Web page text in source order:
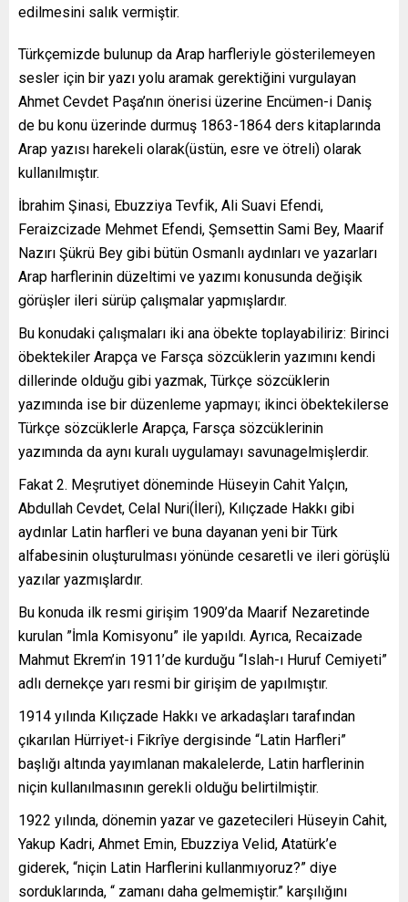
edilmesini salık vermiştir.
Türkçemizde bulunup da Arap harfleriyle gösterilemeyen
sesler için bir yazı yolu aramak gerektiğini vurgulayan
Ahmet Cevdet Paşa’nın önerisi üzerine Encümen-i Daniş
de bu konu üzerinde durmuş 1863-1864 ders kitaplarında
Arap yazısı harekeli olarak(üstün, esre ve ötreli) olarak
kullanılmıştır.
İbrahim Şinasi, Ebuzziya Tevfik, Ali Suavi Efendi,
Feraizcizade Mehmet Efendi, Şemsettin Sami Bey, Maarif
Nazırı Şükrü Bey gibi bütün Osmanlı aydınları ve yazarları
Arap harflerinin düzeltimi ve yazımı konusunda değişik
görüşler ileri sürüp çalışmalar yapmışlardır.
Bu konudaki çalışmaları iki ana öbekte toplayabiliriz: Birinci
öbektekiler Arapça ve Farsça sözcüklerin yazımını kendi
dillerinde olduğu gibi yazmak, Türkçe sözcüklerin
yazımında ise bir düzenleme yapmayı; ikinci öbektekilerse
Türkçe sözcüklerle Arapça, Farsça sözcüklerinin
yazımında da aynı kuralı uygulamayı savunagelmişlerdir.
Fakat 2. Meşrutiyet döneminde Hüseyin Cahit Yalçın,
Abdullah Cevdet, Celal Nuri(İleri), Kılıçzade Hakkı gibi
aydınlar Latin harfleri ve buna dayanan yeni bir Türk
alfabesinin oluşturulması yönünde cesaretli ve ileri görüşlü
yazılar yazmışlardır.
Bu konuda ilk resmi girişim 1909’da Maarif Nezaretinde
kurulan ”İmla Komisyonu” ile yapıldı. Ayrıca, Recaizade
Mahmut Ekrem’in 1911’de kurduğu “Islah-ı Huruf Cemiyeti”
adlı dernekçe yarı resmi bir girişim de yapılmıştır.
1914 yılında Kılıçzade Hakkı ve arkadaşları tarafından
çıkarılan Hürriyet-i Fikrîye dergisinde “Latin Harfleri”
başlığı altında yayımlanan makalelerde, Latin harflerinin
niçin kullanılmasının gerekli olduğu belirtilmiştir.
1922 yılında, dönemin yazar ve gazetecileri Hüseyin Cahit,
Yakup Kadri, Ahmet Emin, Ebuzziya Velid, Atatürk’e
giderek, “niçin Latin Harflerini kullanmıyoruz?” diye
sorduklarında, “ zamanı daha gelmemiştir.” karşılığını